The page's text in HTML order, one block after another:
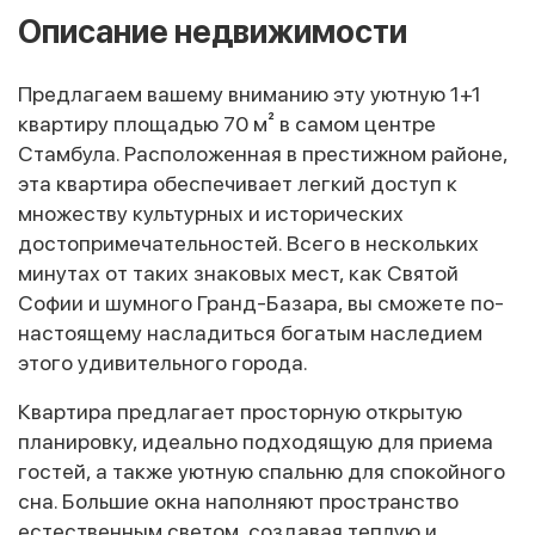
Описание недвижимости
Предлагаем вашему вниманию эту уютную 1+1
квартиру площадью 70 м² в самом центре
Стамбула. Расположенная в престижном районе,
эта квартира обеспечивает легкий доступ к
множеству культурных и исторических
достопримечательностей. Всего в нескольких
минутах от таких знаковых мест, как Святой
Софии и шумного Гранд-Базара, вы сможете по-
настоящему насладиться богатым наследием
этого удивительного города.
Квартира предлагает просторную открытую
планировку, идеально подходящую для приема
гостей, а также уютную спальню для спокойного
сна. Большие окна наполняют пространство